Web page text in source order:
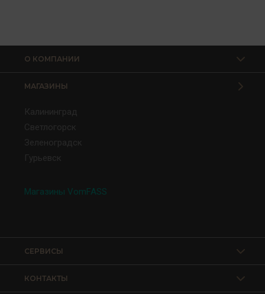
О КОМПАНИИ
МАГАЗИНЫ
Калининград
Светлогорск
Зеленоградск
Гурьевск
Магазины VomFASS
КОНТАКТЫ
СЕРВИСЫ